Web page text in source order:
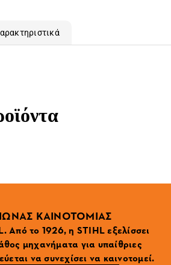
ΚΑΙΝΟΤΟΜΙΑΣ
Από το 1926, η STIHL εξελίσσει
μηχανήματα για υπαίθριες
να συνεχίσει να καινοτομεί.